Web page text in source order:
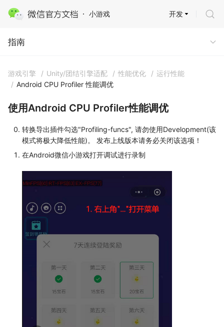
小游戏
指南
开发
指南
游戏引擎 / Unity/团结引擎适配 / 性能优化 / 运行性能
/ Android CPU Profiler 性能调优
使用Android CPU Profiler性能调优
转换导出插件勾选"Profiling-funcs", 请勿使用Development(该
模式将极大降低性能)。 发布上线版本请务必关闭该选项！
在Android微信小游戏打开调试进行录制